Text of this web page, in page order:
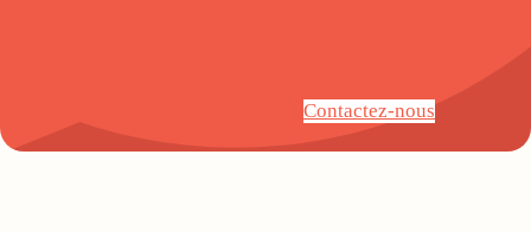
Contactez-nous